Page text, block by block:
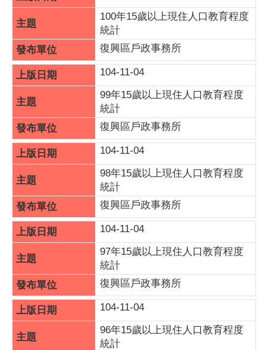
100年15歲以上現住人口教育程度
統計
復興區戶政事務所
104-11-04
99年15歲以上現住人口教育程度
統計
復興區戶政事務所
104-11-04
98年15歲以上現住人口教育程度
統計
復興區戶政事務所
104-11-04
97年15歲以上現住人口教育程度
統計
復興區戶政事務所
104-11-04
96年15歲以上現住人口教育程度
統計